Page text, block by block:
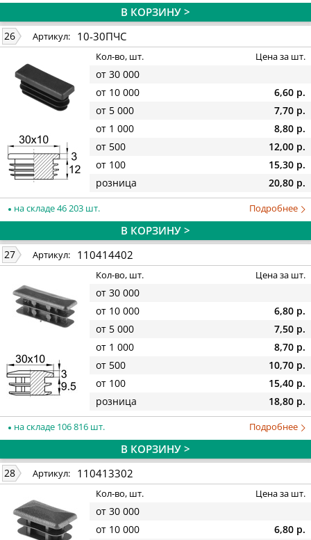
В КОРЗИНУ >
26 Артикул: 10-30ПЧС
Кол-во, шт. Цена за шт.
от 30 000
от 10 000
6,60 р.
от 5 000
7,70 р.
от 1 000
8,80 р.
от 500
12,00 р.
от 100
15,30 р.
розница
20,80 р.
на складе 46 203 шт. Подробнее
В КОРЗИНУ >
27 Артикул: 110414402
Кол-во, шт. Цена за шт.
от 30 000
от 10 000
6,80 р.
от 5 000
7,50 р.
от 1 000
8,70 р.
от 500
10,70 р.
от 100
15,40 р.
розница
18,80 р.
на складе 106 816 шт. Подробнее
В КОРЗИНУ >
28 Артикул: 110413302
Кол-во, шт. Цена за шт.
от 30 000
от 10 000
6,80 р.